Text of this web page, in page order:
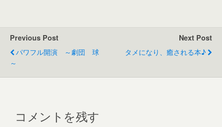
Previous Post
パワフル開演 ～劇団 球
～
Next Post
タメになり、癒される本♪
コメントを残す